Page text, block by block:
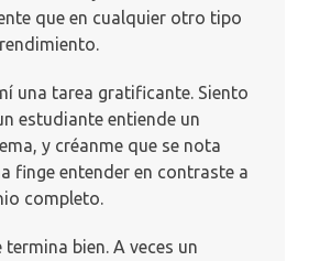
que en cualquier otro tipo
una tarea gratificante. Siento
estudiante entiende un
y créanme que se nota
finge entender en contraste a
completo.
bien. A veces un